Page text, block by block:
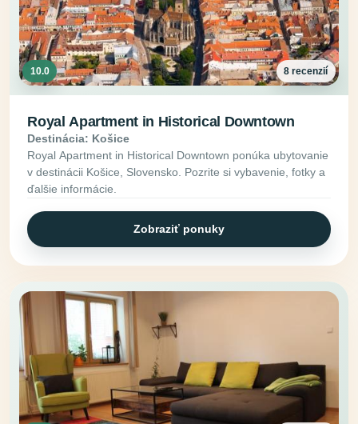
10.0 8 recenzií
Royal Apartment in Historical Downtown
Destinácia: Košice
Royal Apartment in Historical Downtown ponúka ubytovanie
v destinácii Košice, Slovensko. Pozrite si vybavenie, fotky a
ďalšie informácie.
Zobraziť ponuky